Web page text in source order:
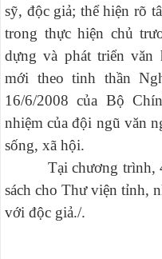
sỹ, độc giả; thể hiện rõ
trong thực hiện chủ
dựng và phát triển
mới theo tinh thần
16/6/2008 của Bộ
nhiệm của đội ngũ văn
sống, xã hội.
Tại chương trình, 4
sách cho Thư viện tỉnh,
với độc giả./.